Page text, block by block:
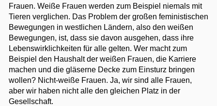
Frauen. Weiße Frauen werden zum Beispiel niemals mit
Tieren verglichen. Das Problem der großen feministischen
Bewegungen in westlichen Ländern, also den weißen
Bewegungen, ist, dass sie davon ausgehen, dass ihre
Lebenswirklichkeiten für alle gelten. Wer macht zum
Beispiel den Haushalt der weißen Frauen, die Karriere
machen und die gläserne Decke zum Einsturz bringen
wollen? Nicht-weiße Frauen. Ja, wir sind alle Frauen,
aber wir haben nicht alle den gleichen Platz in der
Gesellschaft.